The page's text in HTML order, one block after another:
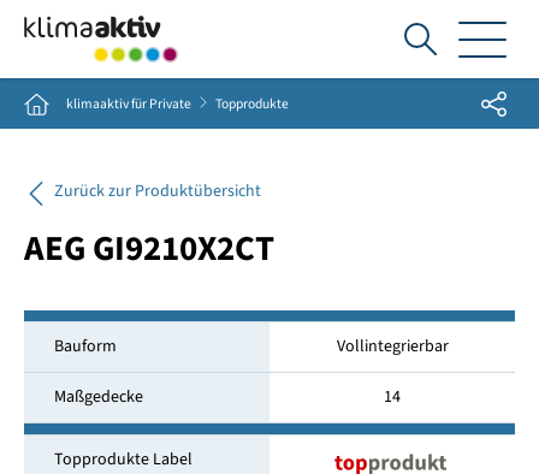
Ich
suche...
Home klimaaktiv für Private Topprodukte Share
Zurück zur Produktübersicht
AEG GI9210X2CT
Bauform Vollintegrierbar
Maßgedecke 14
Topprodukte Label